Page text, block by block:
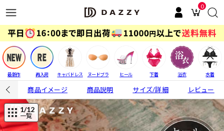
0
最新作 再入荷 キャバドレス ヌードブラ ヒール 下着 浴衣 水着
商品イメージ 商品説明 サイズ/詳細 レビュー
1/12
一覧